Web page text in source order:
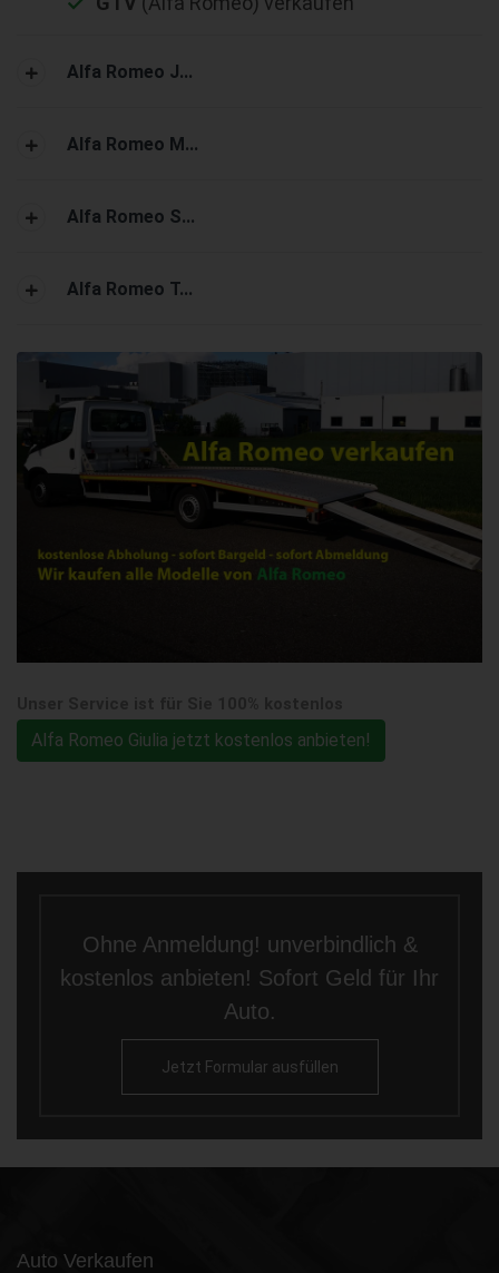
Alfa Romeo J...
Alfa Romeo M...
Alfa Romeo S...
Alfa Romeo T...
Alfa Romeo Giulia jetzt kostenlos anbieten!
Ohne Anmeldung! unverbindlich &
kostenlos anbieten! Sofort Geld für Ihr
Auto.
Jetzt Formular ausfüllen
Auto Verkaufen